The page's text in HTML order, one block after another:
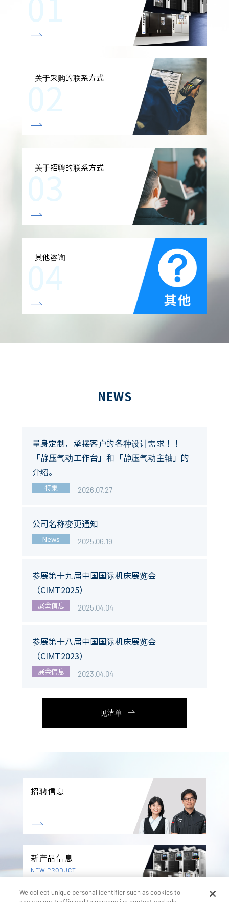
关于采购的联系方式
关于招聘的联系方式
其他咨询
NEWS
2026.07.27
特集
量身定制，承接客户的各种设计需求！！
「静压气动工作台」和「静压气动主轴」的
介绍。
2025.06.19
News
公司名称变更通知
2025.04.04
展会信息
参展第十九届中国国际机床展览会
（CIMT2025）
2023.04.04
展会信息
参展第十八届中国国际机床展览会
（CIMT2023）
见清单
招聘信息
新产品信息
NEW PRODUCT
We collect unique personal identifier such as cookies to